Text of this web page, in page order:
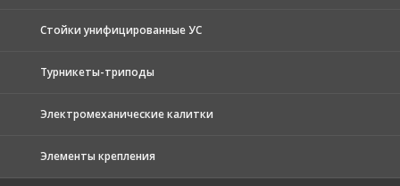
Стойки унифицированные УС
Турникеты-триподы
Электромеханические калитки
Элементы крепления